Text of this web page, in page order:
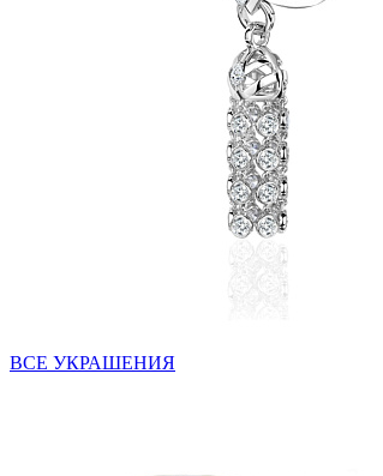
ВСЕ УКРАШЕНИЯ